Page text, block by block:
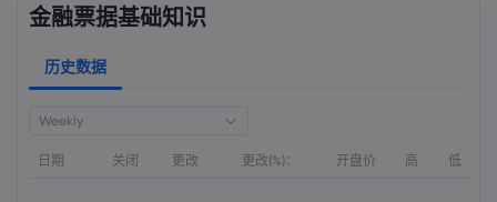
金融票据基础知识
历史数据
Weekly
日期 关闭 更改 更改(%)： 开盘价 高 低